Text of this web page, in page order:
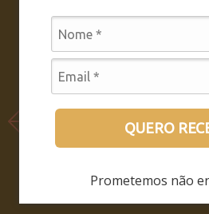
QUERO
Prometemos não
COMO FOI
SEMINÁRIO
LEIA MAIS